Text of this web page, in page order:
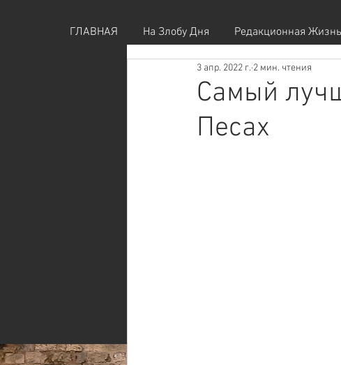
ГЛАВНАЯ На Злобу Дня Редакционная Жизнь
Самый
Песах
3 апр. 2022 г. 2 мин. чтения